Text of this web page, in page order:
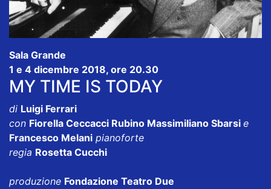
Sala Grande
1 e 4 dicembre 2018, ore 20.30
MY TIME IS TODAY
di Luigi Ferrari
con Fiorella Ceccacci Rubino Massimiliano Sbarsi e
Francesco Melani pianoforte
regia Rosetta Cucchi
produzione Fondazione Teatro Due